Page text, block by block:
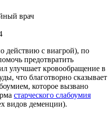
врач
действию с виагрой), по
предотвратить
улучшает кровообращение в
что благотворно сказывает
которое вызвано
старческого слабоумия
видов деменции).